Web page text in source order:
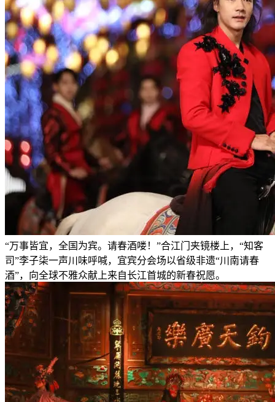
“万事皆宜，全国为宾。请春酒喽！”合江门夹镜楼上，“知客
司”李子柒一声川味呼喊，宜宾分会场以省级非遗“川南请春
酒”，向全球不雅众献上来自长江首城的新春祝愿。